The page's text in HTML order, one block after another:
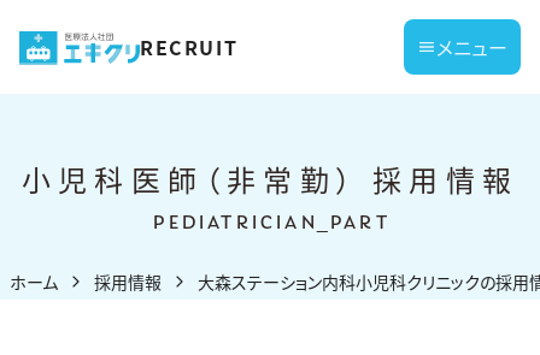
RECRUIT メニュー
小児科医師（非常勤） 採用情報
PEDIATRICIAN_PART
ホーム 採用情報 大森ステーション内科小児科クリニックの採用